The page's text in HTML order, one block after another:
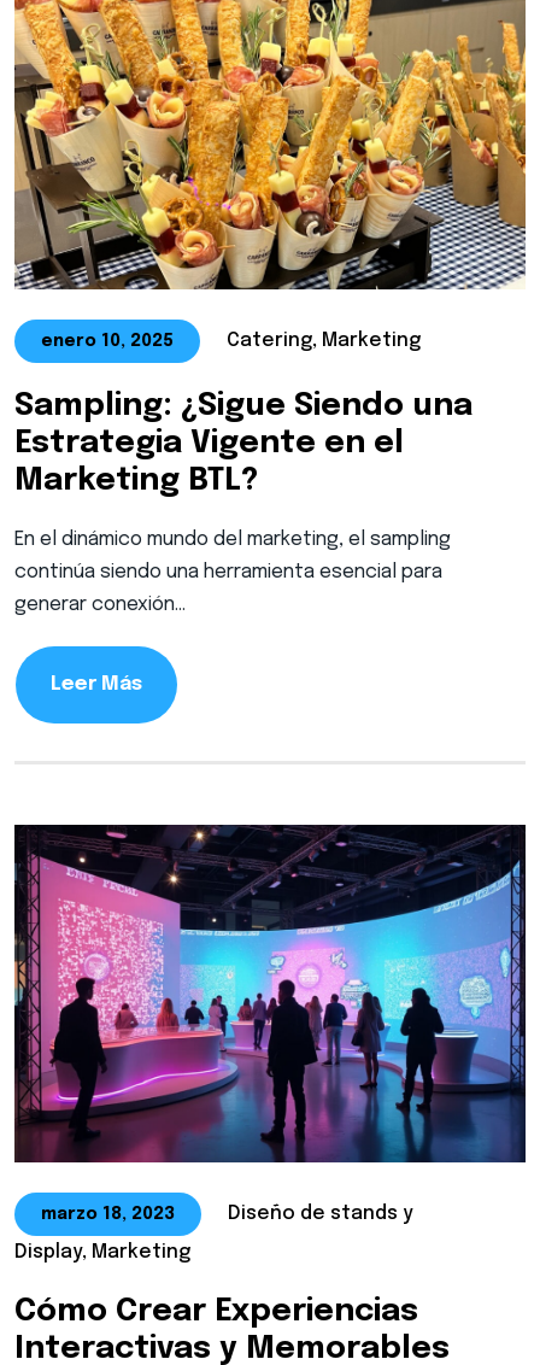
enero 10, 2025 Catering, Marketing
Sampling: ¿Sigue Siendo una
Estrategia Vigente en el
Marketing BTL?
En el dinámico mundo del marketing, el sampling
continúa siendo una herramienta esencial para
generar conexión…
Leer Más
marzo 18, 2023
Diseño de stands y
Display, Marketing
Cómo Crear Experiencias
Interactivas y Memorables